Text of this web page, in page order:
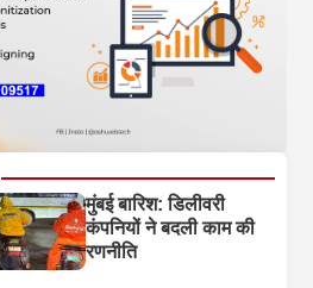
मुंबई बारिश: डिलीवरी
कंपनियों ने बदली काम की
रणनीति